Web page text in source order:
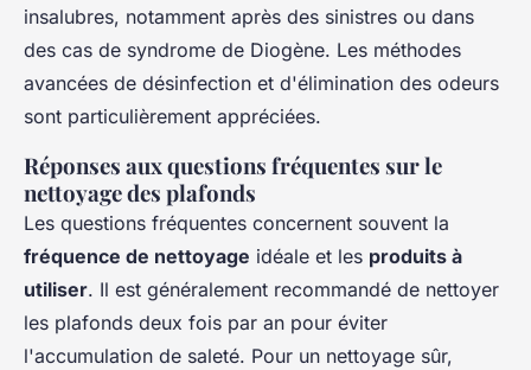
insalubres, notamment après des sinistres ou dans
des cas de syndrome de Diogène. Les méthodes
avancées de désinfection et d'élimination des odeurs
sont particulièrement appréciées.
Réponses aux questions fréquentes sur le
nettoyage des plafonds
Les questions fréquentes concernent souvent la
fréquence de nettoyage idéale et les produits à
utiliser. Il est généralement recommandé de nettoyer
les plafonds deux fois par an pour éviter
l'accumulation de saleté. Pour un nettoyage sûr,